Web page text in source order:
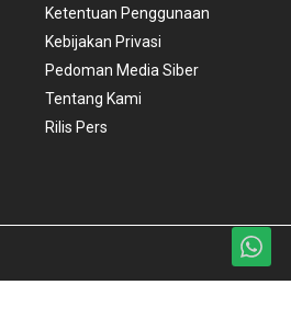
Ketentuan Penggunaan
Kebijakan Privasi
Pedoman Media Siber
Tentang Kami
Rilis Pers